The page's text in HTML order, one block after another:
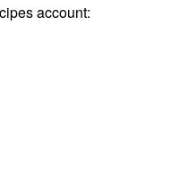
account: